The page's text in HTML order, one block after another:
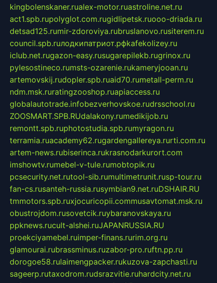
kingbolenskaner.rualex-motor.ruastroline.net.ru
act1.spb.rupolyglot.com.rugidlipetsk.ruooo-driada.ru
detsad125.rumir-zdoroviya.rubruslanovo.rusiterem.ru
council.spb.ruлодкипатриот.рфkafekolizey.ru
iclub.net.rugazon-easy.rusugarepilekb.rugrinox.ru
pylesostineco.rumsts-ozarenie.rukameryjooan.ru
artemovskij.rudopler.spb.ruaid70.rumetall-perm.ru
ndm.msk.ruratingzooshop.ruapiaccess.ru
globalautotrade.infobezverhovskoe.rudrsschool.ru
ZOOSMART.SPB.RUdalakony.rumedikijob.ru
remontt.spb.ruphotostudia.spb.rumyragon.ru
terramia.ruacademy62.rugardengallereya.rurti.com.ru
artem-news.rubiserinca.rukrasnodarkurort.com
imshowtv.rumebel-v-tule.rumobtopik.ru
pcsecurity.net.rutool-sib.rumultimetrunit.rusp-tour.ru
fan-cs.rusanteh-russia.rusymbian9.net.ruDSHAIR.RU
tmmotors.spb.ruxjocuricopii.commusavtomat.msk.ru
obustrojdom.rusovetcik.ruybaranovskaya.ru
ppknews.rucult-alshei.ruJAPANRUSSIA.RU
proekciyamebel.ruimper-finans.rurim.org.ru
glamourai.rubrassminus.ruzabor-pro.ruftn.pp.ru
dorogoe58.rulaimengpacker.rukuzova-zapchasti.ru
sageerp.rutaxodrom.rudsrazvitie.ruhardcity.net.ru